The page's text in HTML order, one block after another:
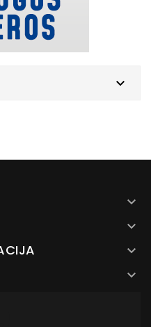




